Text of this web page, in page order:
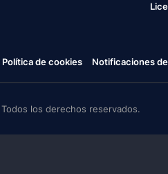
Política de cookies Notificaciones
los derechos reservados.